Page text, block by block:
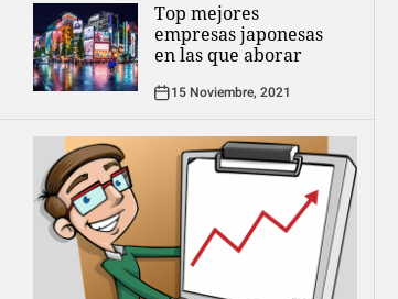
Top mejores
empresas japonesas
en las que aborar
15 Noviembre, 2021